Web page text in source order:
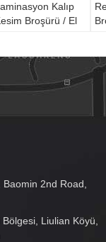
Kalıp
Broşürü / El
2nd Road,
Liulian Köyü,